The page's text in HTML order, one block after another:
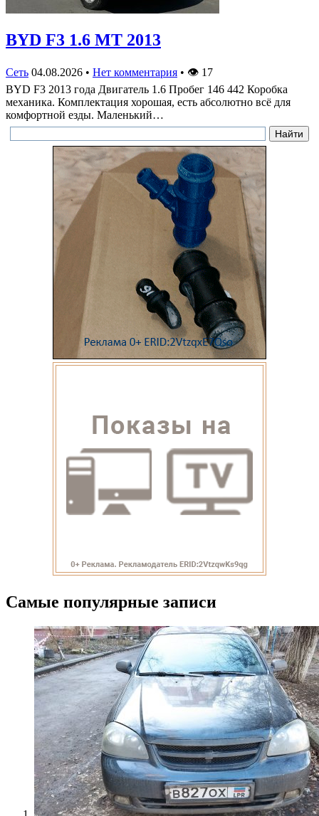
BYD F3 1.6 MT 2013
Сеть 04.08.2026 • Нет комментария • 👁 17
BYD F3 2013 года Двигатель 1.6 Пробег 146 442 Коробка
механика. Комплектация хорошая, есть абсолютно всё для
комфортной езды. Маленький…
Самые популярные записи